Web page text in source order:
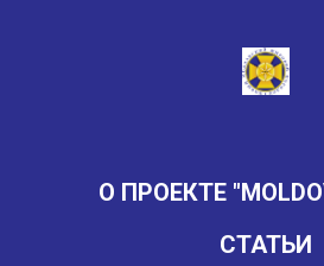
О ПРОЕКТЕ
СТАТЬИ